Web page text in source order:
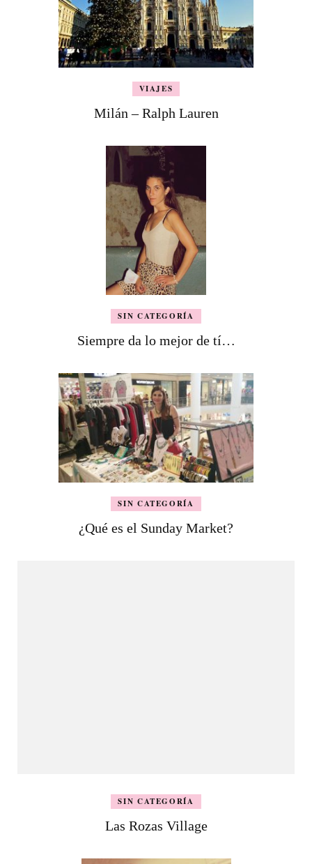
VIAJES
Milán – Ralph Lauren
SIN CATEGORÍA
Siempre da lo mejor de tí…
SIN CATEGORÍA
¿Qué es el Sunday Market?
SIN CATEGORÍA
Las Rozas Village